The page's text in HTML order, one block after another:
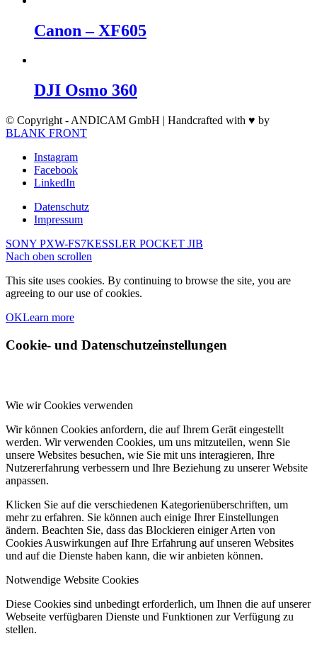
Canon – XF605
DJI Osmo 360
© Copyright - ANDICAM GmbH | Handcrafted with ♥ by
BLANK FRONT
Instagram
Facebook
LinkedIn
Datenschutz
Impressum
SONY PXW-FS7KESSLER POCKET JIB
Nach oben scrollen
This site uses cookies. By continuing to browse the site, you are
agreeing to our use of cookies.
OKLearn more
Cookie- und Datenschutzeinstellungen
Wie wir Cookies verwenden
Wir können Cookies anfordern, die auf Ihrem Gerät eingestellt
werden. Wir verwenden Cookies, um uns mitzuteilen, wenn Sie
unsere Websites besuchen, wie Sie mit uns interagieren, Ihre
Nutzererfahrung verbessern und Ihre Beziehung zu unserer Website
anpassen.
Klicken Sie auf die verschiedenen Kategorienüberschriften, um
mehr zu erfahren. Sie können auch einige Ihrer Einstellungen
ändern. Beachten Sie, dass das Blockieren einiger Arten von
Cookies Auswirkungen auf Ihre Erfahrung auf unseren Websites
und auf die Dienste haben kann, die wir anbieten können.
Notwendige Website Cookies
Diese Cookies sind unbedingt erforderlich, um Ihnen die auf unserer
Webseite verfügbaren Dienste und Funktionen zur Verfügung zu
stellen.